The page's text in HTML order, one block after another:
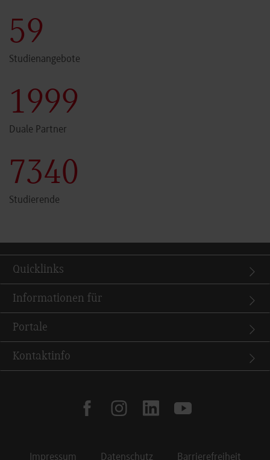
60
Studienangebote
2000
Duale Partner
7341
Studierende
Quicklinks
Informationen für
Portale
Kontaktinfo
facebookinstagramlinkedin youtube